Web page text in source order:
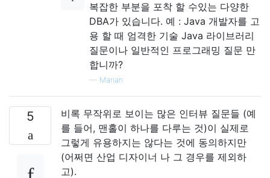
복잡한 부분을 포착 할 수있는 다양한
DBA가 있습니다. 예 : Java 개발자를 고
용 할 때 엄격한 기술 Java 라이브러리
질문이나 일반적인 프로그래밍 질문 만
합니까?
— Marian
5
비록 무작위로 보이는 많은 인터뷰 질문들 (예
를 들어, 맨홀이 하나를 다루는 것)이 실제로
그렇게 유용하지는 않다는 것에 동의하지만
(어쩌면 산업 디자이너 나 그 경우를 제외하
고).